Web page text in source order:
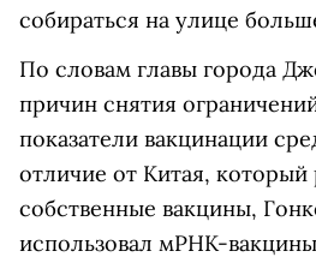
собираться на улице
По словам главы города
причин снятия
показатели вакцинации
отличие от Китая, который
собственные вакцины,
использовал мРНК-